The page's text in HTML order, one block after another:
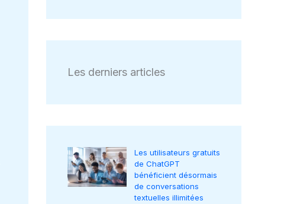
Les derniers articles
Les utilisateurs gratuits
de ChatGPT
bénéficient désormais
de conversations
textuelles illimitées